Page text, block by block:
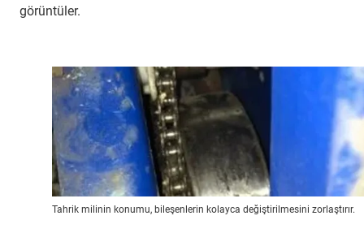
görüntüler.
Tahrik milinin konumu, bileşenlerin kolayca değiştirilmesini zorlaştırır.